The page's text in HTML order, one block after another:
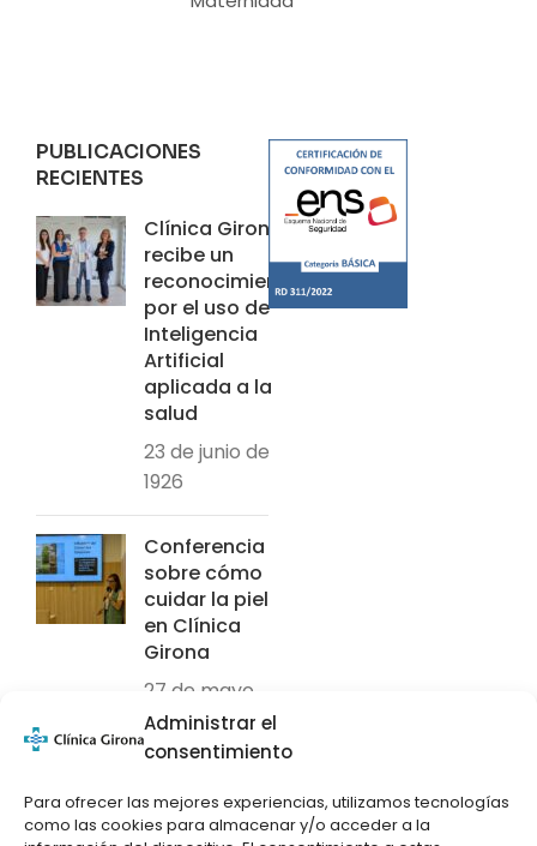
Administrar el
consentimiento
Para ofrecer las mejores experiencias, utilizamos tecnologías
como las cookies para almacenar y/o acceder a la
PUBLICACIONES
RECIENTES
Clínica Girona
recibe un
reconocimiento
por el uso de
Inteligencia
Artificial
aplicada a la
salud
23 de junio de
1926
Conferencia
sobre cómo
cuidar la piel
en Clínica
Girona
27 de mayo
de 2026
Solà recibe
el premio